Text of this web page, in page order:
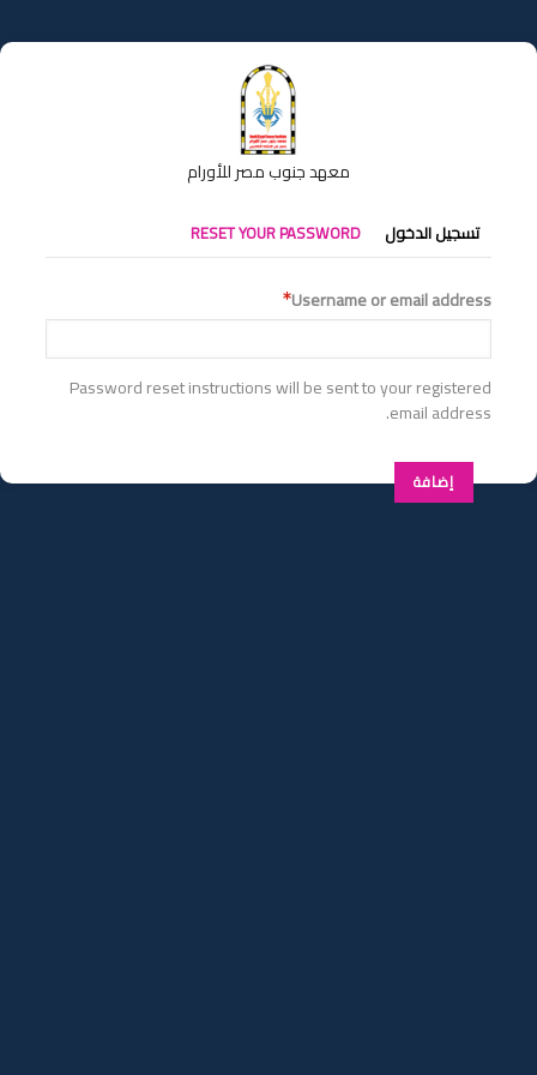
إلى
المحتوى
معهد جنوب مصر للأورام
التبويبات
الأساسية
تسجيل الدخول RESET YOUR PASSWORD
Username or email address
Password reset instructions will be sent to your registered
email address.